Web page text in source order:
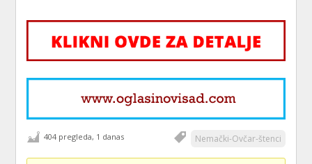
Nemački-Ovčar-štenci
404 pregleda, 1 danas